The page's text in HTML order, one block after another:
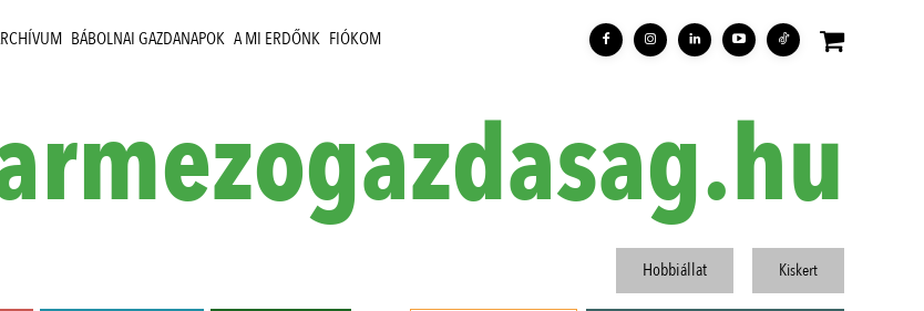
BÁBOLNAI GAZDANAPOK A MI ERDŐNK FIÓKOM
Hobbiállat Kiskert